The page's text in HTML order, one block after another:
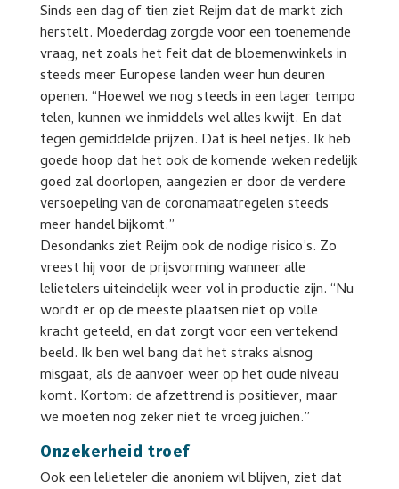
Sinds een dag of tien ziet Reijm dat de markt zich
herstelt. Moederdag zorgde voor een toenemende
vraag, net zoals het feit dat de bloemenwinkels in
steeds meer Europese landen weer hun deuren
openen. “Hoewel we nog steeds in een lager tempo
telen, kunnen we inmiddels wel alles kwijt. En dat
tegen gemiddelde prijzen. Dat is heel netjes. Ik heb
goede hoop dat het ook de komende weken redelijk
goed zal doorlopen, aangezien er door de verdere
versoepeling van de coronamaatregelen steeds
meer handel bijkomt.”
Desondanks ziet Reijm ook de nodige risico’s. Zo
vreest hij voor de prijsvorming wanneer alle
lelietelers uiteindelijk weer vol in productie zijn. “Nu
wordt er op de meeste plaatsen niet op volle
kracht geteeld, en dat zorgt voor een vertekend
beeld. Ik ben wel bang dat het straks alsnog
misgaat, als de aanvoer weer op het oude niveau
komt. Kortom: de afzettrend is positiever, maar
we moeten nog zeker niet te vroeg juichen.”
Onzekerheid troef
Ook een lelieteler die anoniem wil blijven, ziet dat